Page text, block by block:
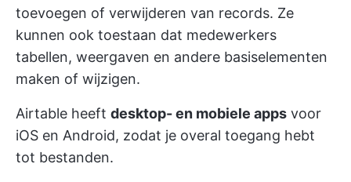
toevoegen of verwijderen van records. Ze
kunnen ook toestaan dat medewerkers
tabellen, weergaven en andere basiselementen
maken of wijzigen.
Airtable heeft desktop- en mobiele apps voor
iOS en Android, zodat je overal toegang hebt
tot bestanden.